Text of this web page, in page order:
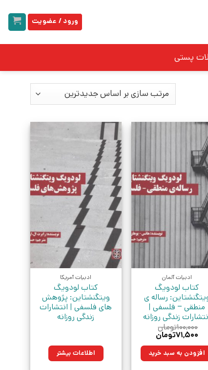
ورود / عضویت
پستی
ادبیات آلمان
کتاب لودویگ
رساله ی
منطقی – فلسفی |
زندگی روزانه
۱۰۰,۰۰۰تومان
قیمت
۱۰۰,۰۰۰تومان
بود.
۷۱,۵۰۰تومان
۷۱,۵۰۰تومان.افزودن به سبد خرید
ادبیات آمریکا
کتاب لودویگ
ویتگنشتاین: پژوهش
های فلسفی | انتشارات
زندگی روزانه
اطلاعات بیشتر